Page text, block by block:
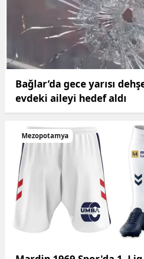
Bağlar’da gece yarısı
evdeki aileyi hedef aldı
Mezopotamya